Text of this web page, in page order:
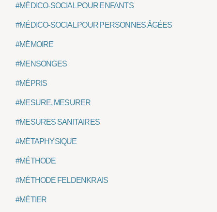
#MÉDICO-SOCIAL POUR ENFANTS
#MÉDICO-SOCIAL POUR PERSONNES ÂGÉES
#MÉMOIRE
#MENSONGES
#MÉPRIS
#MESURE, MESURER
#MESURES SANITAIRES
#MÉTAPHYSIQUE
#MÉTHODE
#MÉTHODE FELDENKRAIS
#MÉTIER